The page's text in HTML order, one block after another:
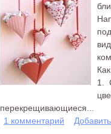
1.
перекрещивающиеся...
1 комментарий